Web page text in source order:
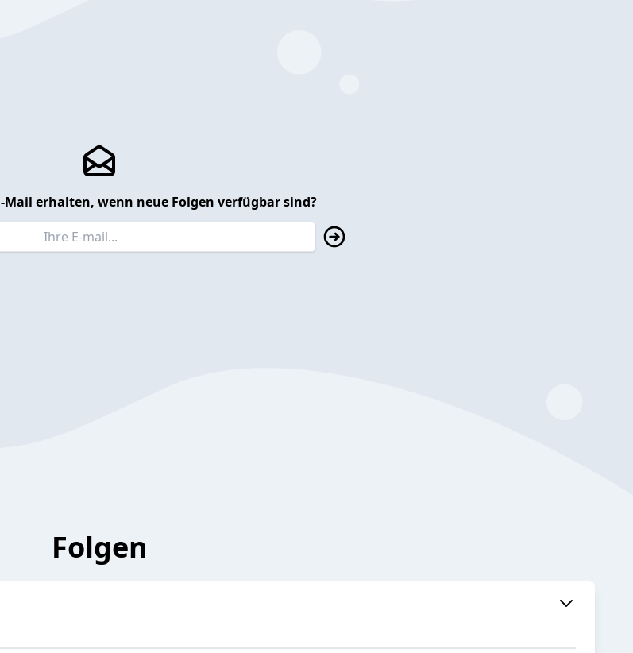
Mail erhalten, wenn neue Folgen verfügbar sind?
Folgen